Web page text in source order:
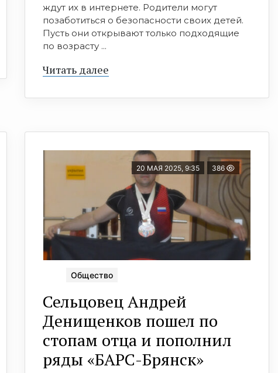
ждут их в интернете. Родители могут
позаботиться о безопасности своих детей.
Пусть они открывают только подходящие
по возрасту ...
Читать далее
20 МАЯ 2025, 9:35 386
Общество
Сельцовец Андрей
Денищенков пошел по
стопам отца и пополнил
ряды «БАРС-Брянск»